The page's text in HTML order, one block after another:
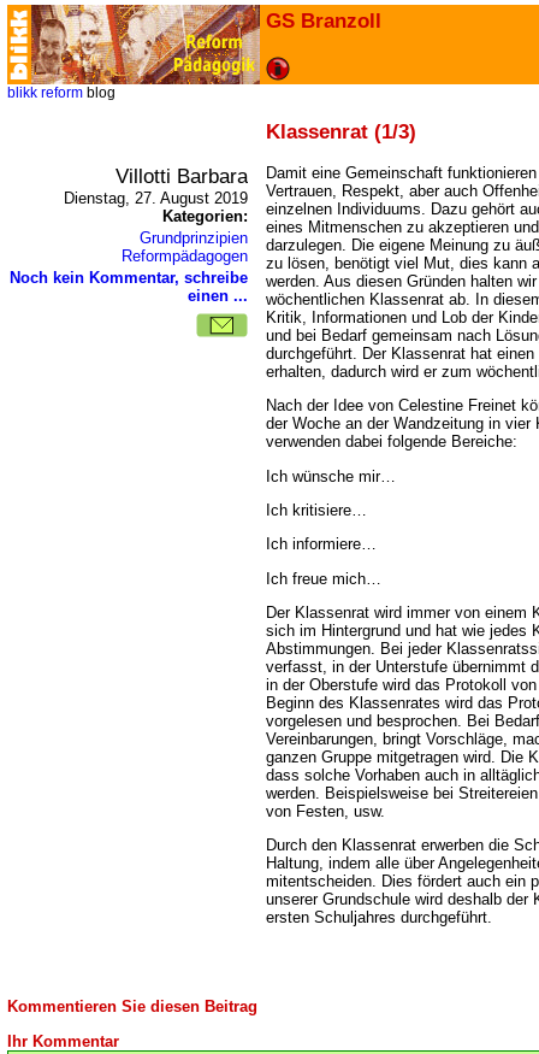
GS Branzoll
blikk reform blog
Klassenrat (1/3)
Villotti Barbara
Dienstag, 27. August 2019
Kategorien:
Grundprinzipien
Reformpädagogen
Noch kein Kommentar, schreibe
einen ...
Damit eine Gemeinschaft
Vertrauen, Respekt, aber auch
einzelnen Individuums. Dazu gehört
eines Mitmenschen zu akzeptieren
darzulegen. Die eigene Meinung zu
zu lösen, benötigt viel Mut, dies kann
werden. Aus diesen Gründen halten
wöchentlichen Klassenrat ab. In
Kritik, Informationen und Lob der
und bei Bedarf gemeinsam nach
durchgeführt. Der Klassenrat hat
erhalten, dadurch wird er zum
Nach der Idee von Celestine Freinet
der Woche an der Wandzeitung in vier
verwenden dabei folgende Bereiche:
Ich wünsche mir
Ich kritisiere
Ich informiere
Ich freue mich
Der Klassenrat wird immer von einem
sich im Hintergrund und hat wie jedes
Abstimmungen. Bei jeder
verfasst, in der Unterstufe übernimmt
in der Oberstufe wird das Protokoll
Beginn des Klassenrates wird das
vorgelesen und besprochen. Bei
Vereinbarungen, bringt Vorschläge,
ganzen Gruppe mitgetragen wird. Die
dass solche Vorhaben auch in
werden. Beispielsweise bei
von Festen, usw.
Durch den Klassenrat erwerben die
Haltung, indem alle über
mitentscheiden. Dies fördert auch ein
unserer Grundschule wird deshalb der
ersten Schuljahres durchgeführt.
Kommentieren Sie diesen Beitrag
Ihr Kommentar